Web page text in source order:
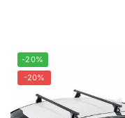
-20%
-20%